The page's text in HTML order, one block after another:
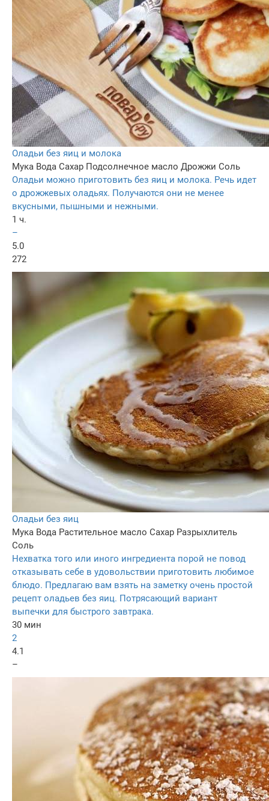
Оладьи без яиц и молока
Мука Вода Сахар Подсолнечное масло Дрожжи Соль
Оладьи можно приготовить без яиц и молока. Речь идет
о дрожжевых оладьях. Получаются они не менее
вкусными, пышными и нежными.
1 ч.
–
5.0
272
Оладьи без яиц
Мука Вода Растительное масло Сахар Разрыхлитель
Соль
Нехватка того или иного ингредиента порой не повод
отказывать себе в удовольствии приготовить любимое
блюдо. Предлагаю вам взять на заметку очень простой
рецепт оладьев без яиц. Потрясающий вариант
выпечки для быстрого завтрака.
30 мин
2
4.1
–